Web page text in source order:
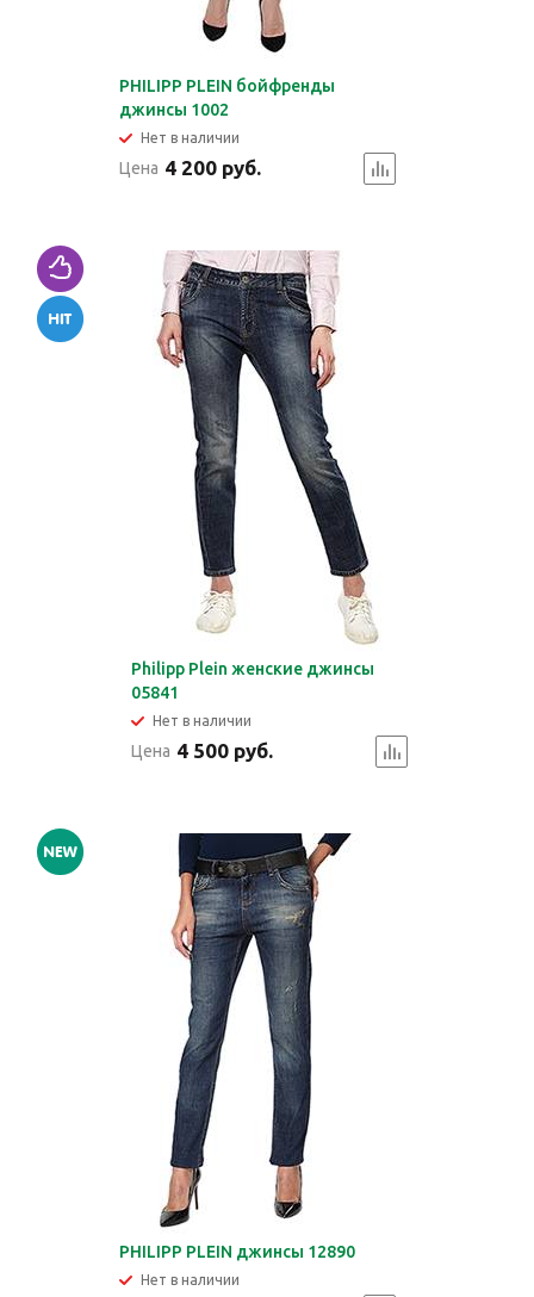
PHILIPP PLEIN бойфренды
джинсы 1002
Нет в наличии
Цена 4 200 руб.
Philipp Plein женские джинсы
05841
Нет в наличии
Цена 4 500 руб.
PHILIPP PLEIN джинсы 12890
Нет в наличии